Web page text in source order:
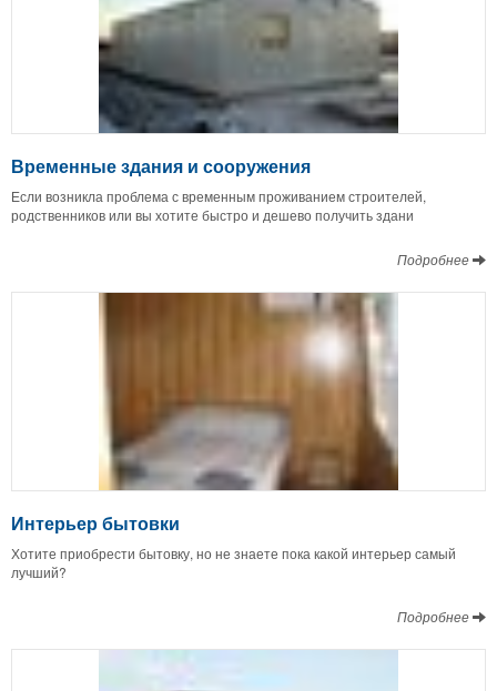
Временные здания и сооружения
Если возникла проблема с временным проживанием строителей,
родственников или вы хотите быстро и дешево получить здани
Подробнее
Интерьер бытовки
Хотите приобрести бытовку, но не знаете пока какой интерьер самый
лучший?
Подробнее